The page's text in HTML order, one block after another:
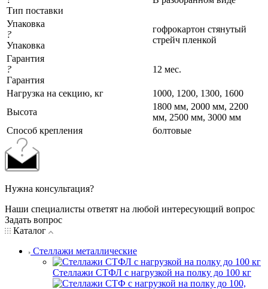
Тип поставки
Упаковка
?
Упаковка
гофрокартон стянутый
стрейч пленкой
Гарантия
?
Гарантия
12 мес.
Нагрузка на секцию, кг
1000, 1200, 1300, 1600
Высота
1800 мм, 2000 мм, 2200
мм, 2500 мм, 3000 мм
Cпособ крепления
болтовые
Нужна консультация?
Наши специалисты ответят на любой интересующий вопрос
Задать вопрос
Каталог
Стеллажи металлические
Стеллажи СТФЛ с нагрузкой на полку до 100 кг